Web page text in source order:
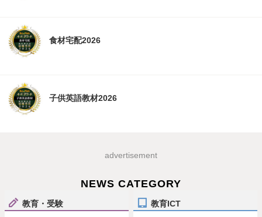
食材宅配2026
子供英語教材2026
advertisement
NEWS CATEGORY
教育・受験 教育ICT